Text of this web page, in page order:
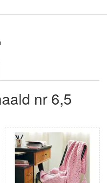
nr 6,5